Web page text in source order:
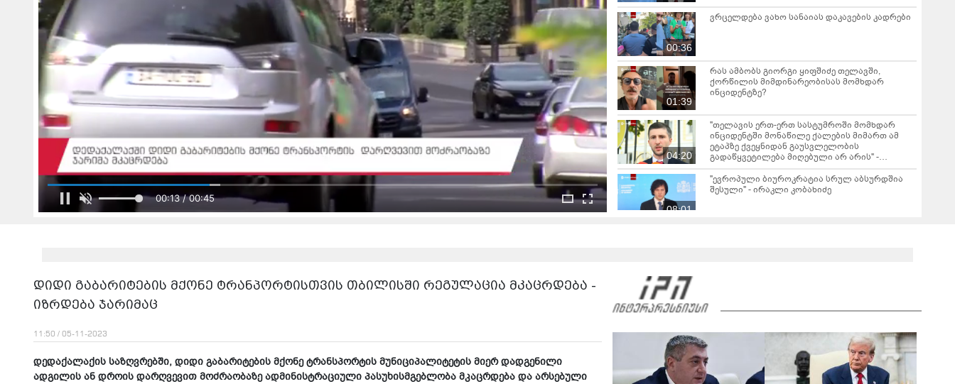
00:15 / 00:45
00:36
ვრცელდება ვახო სანაიას დაკავების კადრები
01:39
რას ამბობს გიორგი ყიფშიძე თელავში,
ქორწილის მიმდინარეობისას მომხდარ
ინციდენტზე?
04:20
"თელავის ერთ-ერთ სასტუმროში მომხდარ
ინციდენტში მონაწილე ქალების მიმართ ამ
ეტაპზე ქვეყნიდან გაუსვლელობის
გადაწყვეტილება მიღებული არ არის" -
პროკურორი
08:01
"ევროპული ბიუროკრატია სრულ აბსურდშია
შესული" - ირაკლი კობახიძე
მიცემულია 28 პირი - რა დეტალები ხდება
"თელავში მშენებლობის ნებართვები
ნამდვილად არასწორად იყო გაცემული
რამდენიმე კომერციულ ობიექტზე" - ირაკლი
კობახიძე
დიდი გაბარიტების მქონე ტრანპორტისთვის თბილისში რეგულაცია მკაცრდება -
იზრდება ჯარიმაც
11:50 / 05-11-2023
დედაქალაქის საზღვრებში, დიდი გაბარიტების მქონე ტრანსპორტის მუნიციპალიტეტის მიერ დადგენილი
ადგილის ან დროის დარღვევით მოძრაობაზე ადმინისტრაციული პასუხისმგებლობა მკაცრდება და არსებული